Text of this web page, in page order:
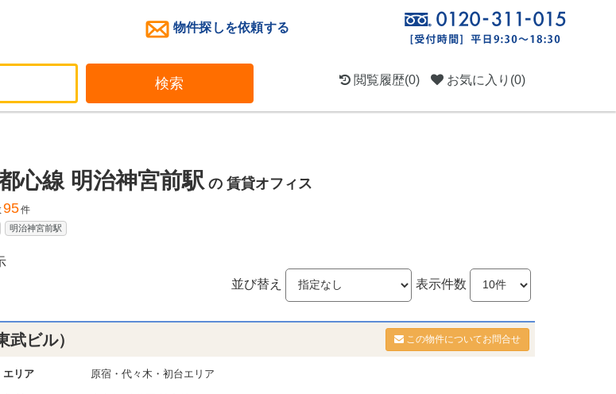
物件探しを依頼する
検索 閲覧履歴(0) お気に入り (0)
心線 明治神宮前駅 の 賃貸オフィス
95件
明治神宮前駅
表示件数
並び替え
武ビル） この物件についてお問合せ
エリア 原宿・代々木・初台エリア